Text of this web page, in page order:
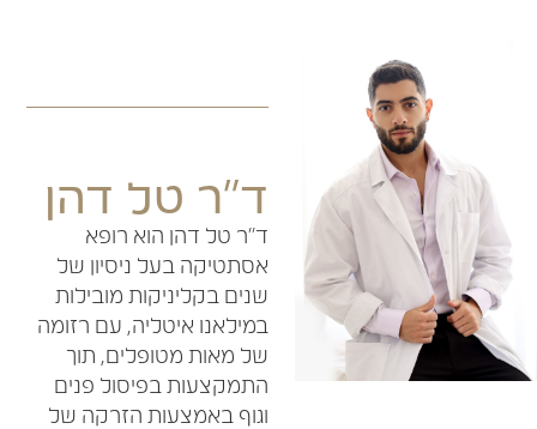
ד"ר טל דהן
ד"ר טל דהן הוא רופא
אסתטיקה בעל ניסיון של
שנים בקליניקות מובילות
במילאנו איטליה, עם רזומה
של מאות מטופלים, תוך
התמקצעות בפיסול פנים
וגוף באמצעות הזרקה של